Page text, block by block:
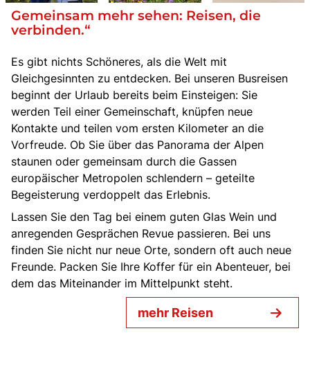
Gemeinsam mehr sehen: Reisen, die
verbinden.“
Es gibt nichts Schöneres, als die Welt mit
Gleichgesinnten zu entdecken. Bei unseren Busreisen
beginnt der Urlaub bereits beim Einsteigen: Sie
werden Teil einer Gemeinschaft, knüpfen neue
Kontakte und teilen vom ersten Kilometer an die
Vorfreude. Ob Sie über das Panorama der Alpen
staunen oder gemeinsam durch die Gassen
europäischer Metropolen schlendern – geteilte
Begeisterung verdoppelt das Erlebnis.
Lassen Sie den Tag bei einem guten Glas Wein und
anregenden Gesprächen Revue passieren. Bei uns
finden Sie nicht nur neue Orte, sondern oft auch neue
Freunde. Packen Sie Ihre Koffer für ein Abenteuer, bei
dem das Miteinander im Mittelpunkt steht.
mehr Reisen